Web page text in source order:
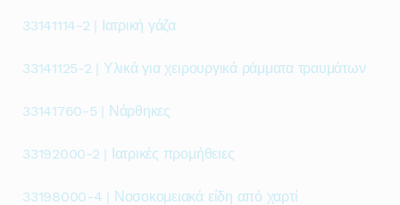
33141114-2 | Ιατρική γάζα
33141125-2 | Υλικά για χειρουργικά ράμματα τραυμάτων
33141760-5 | Νάρθηκες
33192000-2 | Ιατρικές προμήθειες
33198000-4 | Νοσοκομειακά είδη από χαρτί